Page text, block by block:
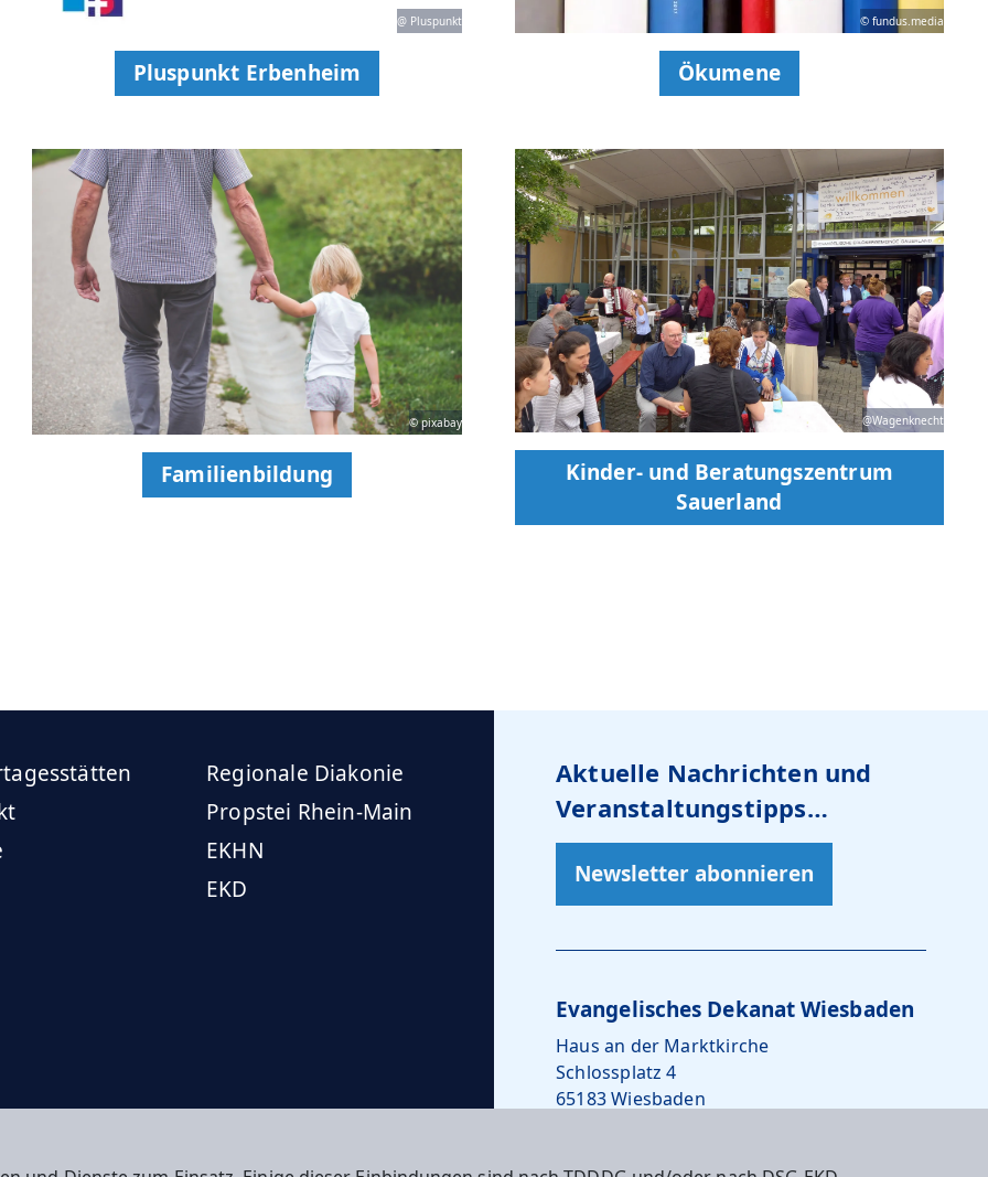
@ Pluspunkt
Pluspunkt Erbenheim
© pixabay
Familienbildung
© fundus.media
Ökumene
@Wagenknecht
Kinder- und Beratungszentrum
Sauerland
Regionale Diakonie
Propstei Rhein-Main
EKHN
EKD
Aktuelle Nachrichten und
Veranstaltungstipps…
Newsletter abonnieren
Evangelisches Dekanat Wiesbaden
Haus an der Marktkirche
Schlossplatz 4
65183 Wiesbaden